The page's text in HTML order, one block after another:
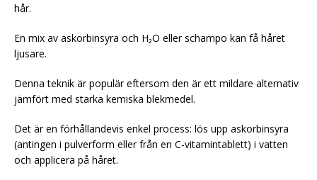
hår.
En mix av askorbinsyra och H₂O eller schampo kan få håret
ljusare.
Denna teknik är populär eftersom den är ett mildare alternativ
jämfört med starka kemiska blekmedel.
Det är en förhållandevis enkel process: lös upp askorbinsyra
(antingen i pulverform eller från en C-vitamintablett) i vatten
och applicera på håret.